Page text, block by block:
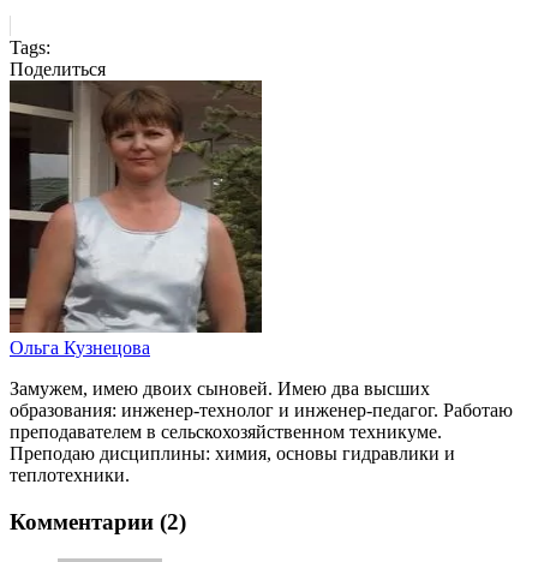
Tags:
Поделиться
Ольга Кузнецова
Замужем, имею двоих сыновей. Имею два высших
образования: инженер-технолог и инженер-педагог. Работаю
преподавателем в сельскохозяйственном техникуме.
Преподаю дисциплины: химия, основы гидравлики и
теплотехники.
Комментарии (2)